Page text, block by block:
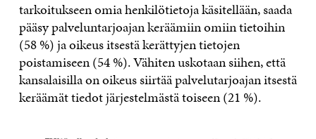
tarkoitukseen omia henkilötietoja käsitellään, saada
pääsy palveluntarjoajan keräämiin omiin tietoihin
(58 %) ja oikeus itsestä kerättyjen tietojen
poistamiseen (54 %). Vähiten uskotaan siihen, että
kansalaisilla on oikeus siirtää palvelutarjoajan itsestä
keräämät tiedot järjestelmästä toiseen (21 %).